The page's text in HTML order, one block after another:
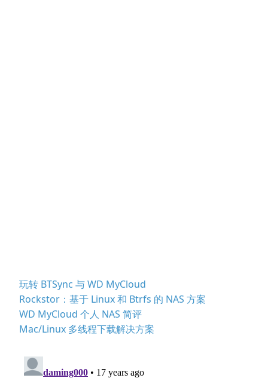
玩转 BTSync 与 WD MyCloud
Rockstor：基于 Linux 和 Btrfs 的 NAS 方案
WD MyCloud 个人 NAS 简评
Mac/Linux 多线程下载解决方案